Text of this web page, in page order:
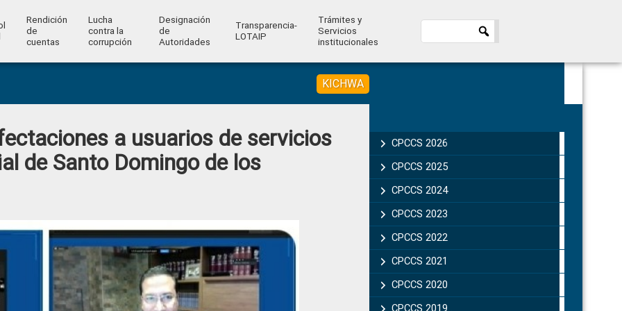
Rendición
de
cuentas
Lucha
contra la
corrupción
Designación
de
Autoridades
Transparencia-
LOTAIP
Trámites y
Servicios
institucionales
KICHWA
a usuarios de servicios
de Santo Domingo de los
Sidebar
CPCCS 2026
CPCCS 2025
CPCCS 2024
CPCCS 2023
CPCCS 2022
CPCCS 2021
CPCCS 2020
CPCCS 2019 .